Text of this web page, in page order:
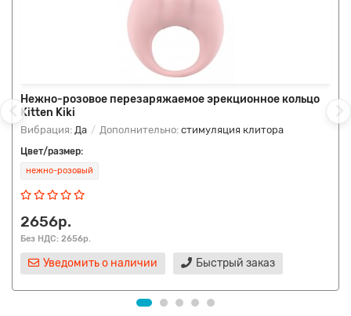
Нежно-розовое перезаряжаемое эрекционное кольцо
Kitten Kiki
Вибрация: Да Дополнительно: стимуляция клитора
Цвет/размер:
нежно-розовый
2656р.
Без НДС: 2656р.
Уведомить о наличии Быстрый заказ